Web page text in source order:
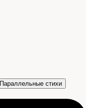
Параллельные стихи